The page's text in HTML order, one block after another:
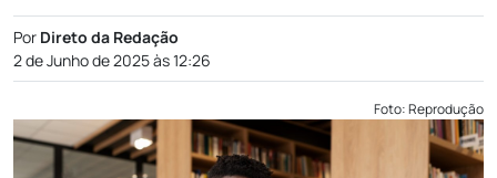
Por Direto da Redação
2 de Junho de 2025 às 12:26
Foto: Reprodução